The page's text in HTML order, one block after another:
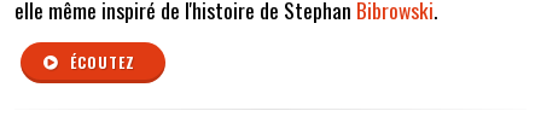
elle même inspiré de l'histoire de Stephan Bibrowski.
ÉCOUTEZ